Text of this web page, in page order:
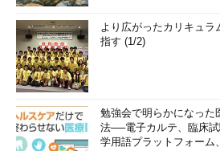
より広がったカリキュラ
指す (1/2)
勉強会で明らかになった
法──電子カルテ、臨床
学用語プラットフォーム